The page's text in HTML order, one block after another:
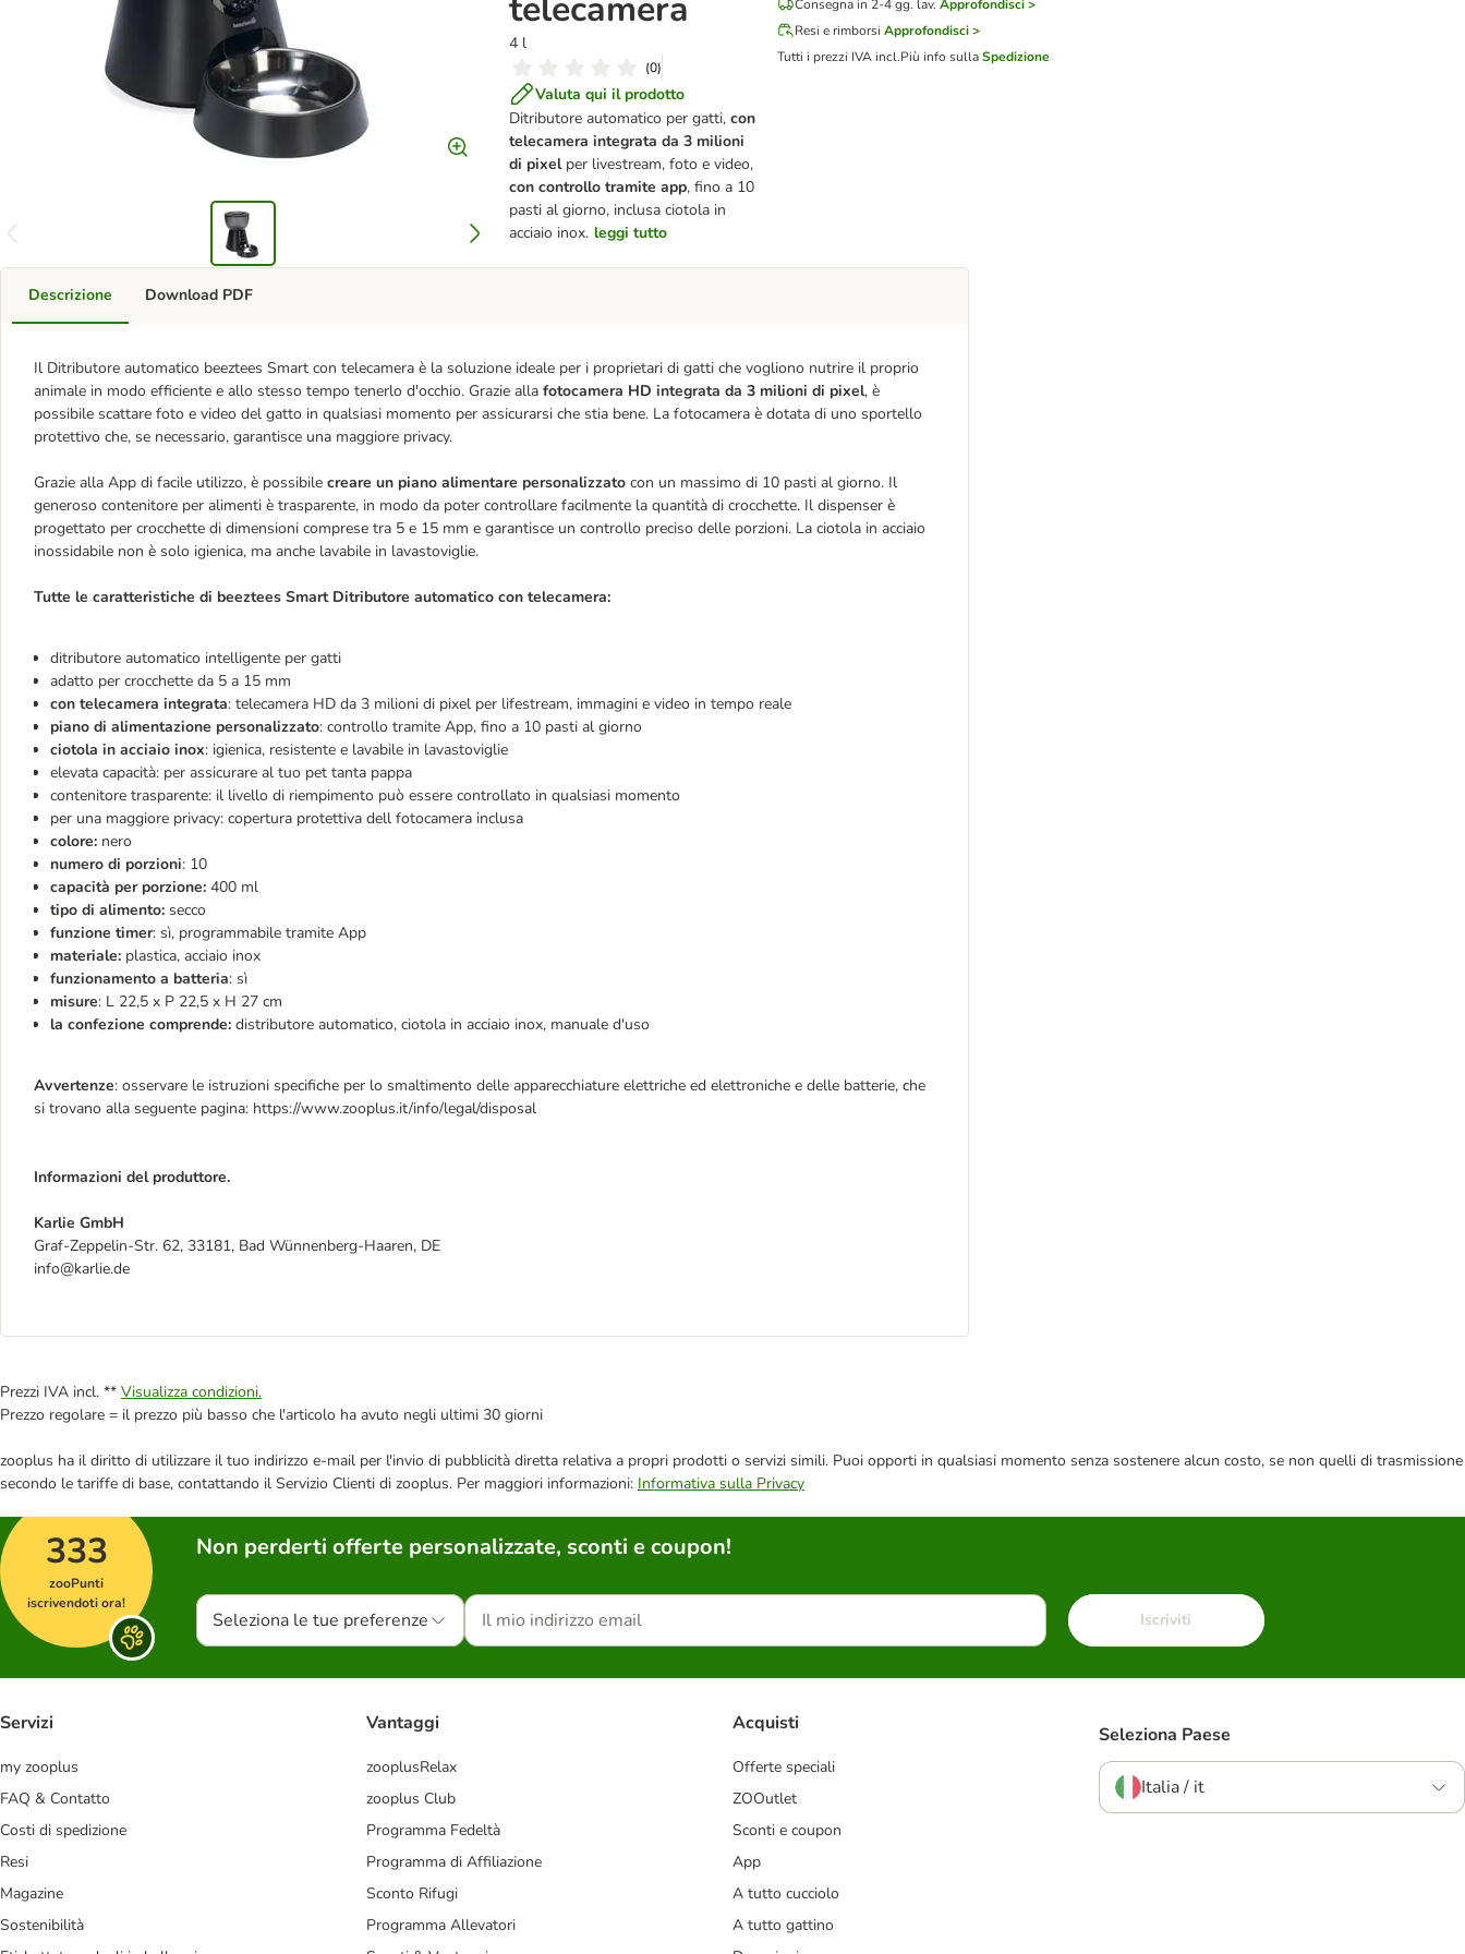
4 l
(0)
Valuta qui il prodotto
Ditributore automatico per gatti, con
telecamera integrata da 3 milioni
di pixelper livestream, foto e video,
con controllo tramite app, fino a 10
pasti al giorno, inclusa ciotola in
acciaio inox. leggi tutto
Consegna in 2-4 gg. lav. Approfondisci >
Resi e rimborsi Approfondisci >
Tutti i prezzi IVA incl.Più info sullaSpedizione
Descrizione
Il Ditributore automatico beeztees Smart con telecamera è la soluzione ideale per i proprietari di gatti che vogliono nutrire il proprio
animale in modo efficiente e allo stesso tempo tenerlo d'occhio. Grazie alla fotocamera HD integrata da 3 milioni di pixel, è
possibile scattare foto e video del gatto in qualsiasi momento per assicurarsi che stia bene. La fotocamera è dotata di uno sportello
protettivo che, se necessario, garantisce una maggiore privacy.
Grazie alla App di facile utilizzo, è possibile creare un piano alimentare personalizzato con un massimo di 10 pasti al giorno. Il
generoso contenitore per alimenti è trasparente, in modo da poter controllare facilmente la quantità di crocchette. Il dispenser è
progettato per crocchette di dimensioni comprese tra 5 e 15 mm e garantisce un controllo preciso delle porzioni. La ciotola in acciaio
inossidabile non è solo igienica, ma anche lavabile in lavastoviglie.
Tutte le caratteristiche di beeztees Smart Ditributore automatico con telecamera:
ditributore automatico intelligente per gatti
adatto per crocchette da 5 a 15 mm
con telecamera integrata: telecamera HD da 3 milioni di pixel per lifestream, immagini e video in tempo reale
piano di alimentazione personalizzato: controllo tramite App, fino a 10 pasti al giorno
ciotola in acciaio inox: igienica, resistente e lavabile in lavastoviglie
elevata capacità: per assicurare al tuo pet tanta pappa
contenitore trasparente: il livello di riempimento può essere controllato in qualsiasi momento
per una maggiore privacy: copertura protettiva dell fotocamera inclusa
colore: nero
numero di porzioni: 10
capacità per porzione: 400 ml
tipo di alimento: secco
funzione timer: sì, programmabile tramite App
materiale: plastica, acciaio inox
funzionamento a batteria: sì
misure: L 22,5 x P 22,5 x H 27 cm
la confezione comprende: distributore automatico, ciotola in acciaio inox, manuale d'uso
Avvertenze: osservare le istruzioni specifiche per lo smaltimento delle apparecchiature elettriche ed elettroniche e delle batterie, che
si trovano alla seguente pagina: https://www.zooplus.it/info/legal/disposal
Informazioni del produttore.
Karlie GmbH
Graf-Zeppelin-Str. 62, 33181, Bad Wünnenberg-Haaren, DE
info@karlie.de
Download PDF
Prezzi IVA incl. ** Visualizza condizioni.
Prezzo regolare = il prezzo più basso che l'articolo ha avuto negli ultimi 30 giorni
zooplus ha il diritto di utilizzare il tuo indirizzo e-mail per l'invio di pubblicità diretta relativa a propri prodotti o servizi simili. Puoi opporti in qualsiasi momento senza sostenere alcun costo, se non quelli di trasmissione
secondo le tariffe di base, contattando il Servizio Clienti di zooplus. Per maggiori informazioni: Informativa sulla Privacy
333
zooPunti
iscrivendoti ora!
Non perderti offerte personalizzate, sconti e coupon!
Seleziona le tue preferenze Iscriviti
Servizi
my zooplus
FAQ & Contatto
Costi di spedizione
Resi
Magazine
Sostenibilità
Vantaggi
zooplusRelax
zooplus Club
Programma Fedeltà
Programma di Affiliazione
Sconto Rifugi
Programma Allevatori
Acquisti
Offerte speciali
ZOOutlet
Sconti e coupon
App
A tutto cucciolo
A tutto gattino
Seleziona Paese
Italia / it